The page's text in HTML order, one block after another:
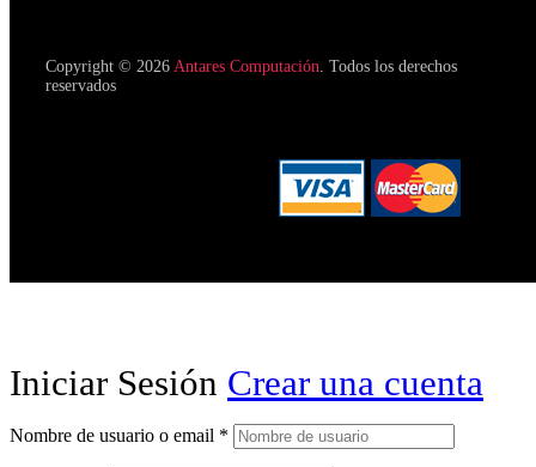
Copyright © 2026 Antares Computación . Todos los derechos
reservados
Iniciar Sesión Crear una cuenta
Nombre de usuario o email *